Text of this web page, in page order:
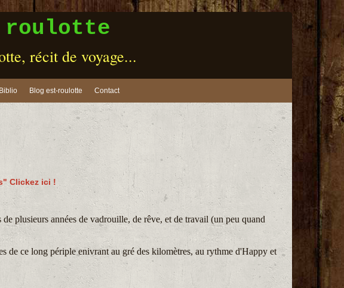
roulotte
récit de voyage...
Biblio Blog est-roulotte Contact
Clickez ici !
plusieurs années de vadrouille, de rêve, et de travail (un peu quand
de ce long périple enivrant au gré des kilomètres, au rythme d'Happy et